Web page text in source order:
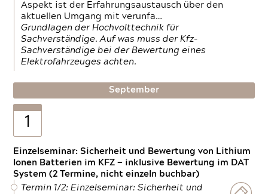
Aspekt ist der Erfahrungsaustausch über den
aktuellen Umgang mit verunfa…
Grundlagen der Hochvolttechnik für
Sachverständige. Auf was muss der Kfz-
Sachverständige bei der Bewertung eines
Elektrofahrzeuges achten.
September
1
Einzelseminar: Sicherheit und Bewertung von Lithium
Ionen Batterien im KFZ — inklusive Bewertung im DAT
System (2 Termine, nicht einzeln buchbar)
Termin 1/2: Einzelseminar: Sicherheit und